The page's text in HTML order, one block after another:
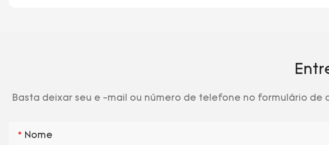
Basta deixar seu e -mail ou número de telefone no formulário
Nome